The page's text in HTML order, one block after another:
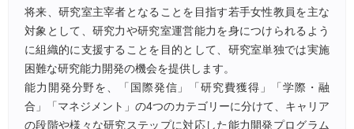
将来、研究室主宰者となることを目指す若手女性教員を主な
対象として、研究力や研究室運営能力を身につけられるよう
に組織的に支援することを目的として、研究室単独では実施
困難な研究能力開発の機会を提供します。
能力開発分野を、「国際発信」「研究費獲得」「学際・融
合」「マネジメント」の4つのカテゴリーに分けて、キャリア
の段階や様々な研究ステップに対応した能力開発プログラム